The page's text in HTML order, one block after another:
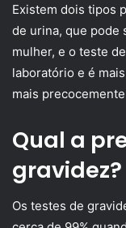
Existem dois tipos
de urina, que pode
mulher, e o teste
laboratório e é
mais
Qual a
gravidez?
Os testes de